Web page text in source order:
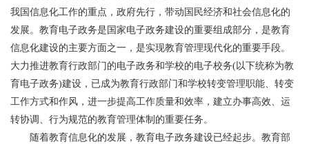
我国信息化工作的重点，政府先行，带动国民经济和社会信息化的
发展。教育电子政务是国家电子政务建设的重要组成部分，是教育
信息化建设的主要方面之一，是实现教育管理现代化的重要手段。
大力推进教育行政部门的电子政务和学校的电子校务(以下统称为教
育电子政务)建设，已成为教育行政部门和学校转变管理职能、转变
工作方式和作风，进一步提高工作质量和效率，建立办事高效、运
转协调、行为规范的教育管理体制的重要任务。
随着教育信息化的发展，教育电子政务建设已经起步。教育部